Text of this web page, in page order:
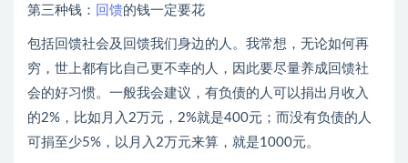
第三种钱： 回馈的钱一定要花
包括回馈社会及回馈我们身边的人。我常想，无论如何再
穷，世上都有比自己更不幸的人，因此要尽量养成回馈社
会的好习惯。一般我会建议，有负债的人可以捐出月收入
的2%，比如月入2万元，2%就是400元；而没有负债的人
可捐至少5%，以月入2万元来算，就是1000元。